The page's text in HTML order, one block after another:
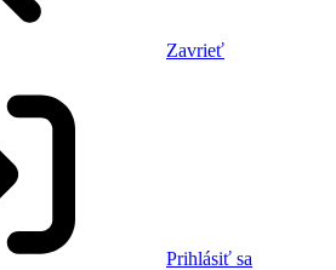
Zavrieť
Prihlásiť sa